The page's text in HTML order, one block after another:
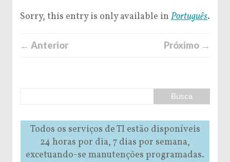
Sorry, this entry is only available in Português.
← Anterior Próximo →
Todos os serviços de TI estão disponíveis
24 horas por dia, 7 dias por semana,
excetuando-se manutenções programadas.